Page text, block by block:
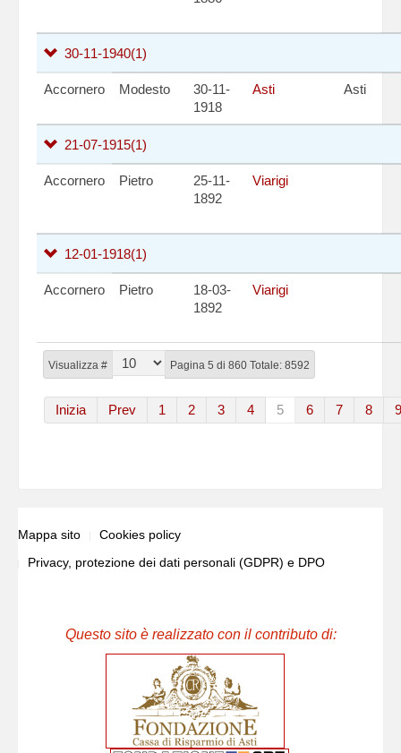
Visualizza # Pagina 5 di 860 Totale: 8592
Inizia Prev 1 2 3 4 5 6 7 8 9
30-11-1940(1)
Accornero Modesto
30-11-
1918
Asti Asti
21-07-1915(1)
Accornero Pietro
25-11-
1892
Viarigi
12-01-1918(1)
Accornero Pietro
18-03-
1892
Viarigi
Mappa sito
Cookies policy
Privacy, protezione dei dati personali (GDPR) e DPO
Questo sito è realizzato con il contributo di: